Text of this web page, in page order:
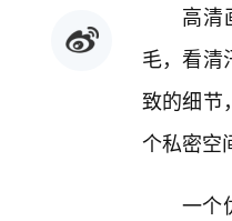
高清
毛，看清
致的细节
个私密空
一个